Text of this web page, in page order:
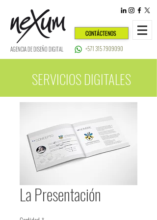
CONTÁCTENOS
AGENCIA DE DISEÑO DIGITAL +571 315 7909090
SERVICIOS DIGITALES
La Presentación